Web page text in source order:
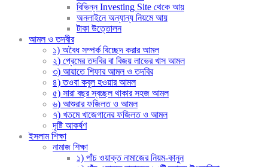
বিভিন্ন Investing Site থেকে আয়
অনলাইনে অন্যান্য নিয়মে আয়
টাকা উত্তোলন
আমল ও তদবীর
১) অবৈধ সম্পর্ক বিচ্ছেদ করার আমল
২) প্রেমের তদবির বা বিজয় লাভের খাস আমল
৩) আয়াতে শিফার আমল ও তদবির
৪) তওবা কবুল হওয়ার আমল
৫) সারা বছর স্বচ্ছল থাকার সহজ আমল
৬) আশুরার ফজিলত ও আমল
৭) খতমে খাজেগানের ফজিলত ও আমল
দৃষ্টি আকর্ষণ
ইসলাম শিক্ষা
নামাজ শিক্ষা
১) পাঁচ ওয়াক্ত নামাজের নিয়ম-কানুন